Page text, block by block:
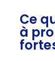
Ce
à